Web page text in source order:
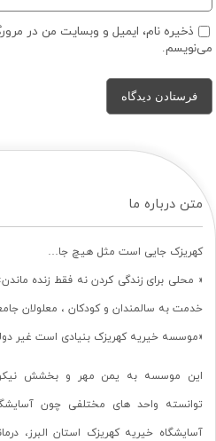
ذخیره نام، ایمیل و وبسایت من در
می‌نویسم.
متن درباره ما
کهریزک جایی است مثل هیچ جا…
« محلی برای زندگی کردن نه فقط زنده
خدمت به سالمندان و کودکان ، معلولان
«موسسه خیریه کهریزک بنیادی است غیر
این موسسه به یمن مهر و بخشش
توانسته واحد های مختلفی چون
آسایشگاه خیریه کهریزک استان البرز،